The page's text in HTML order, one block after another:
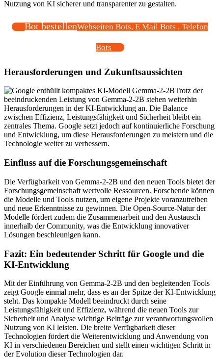
Nutzung von KI sicherer und transparenter zu gestalten.
Bot bestellenWebseiten Bots, E Mail Bots , Telefon
Bots
Herausforderungen und Zukunftsaussichten
Trotz der
beeindruckenden Leistung von Gemma-2-2B stehen weiterhin
Herausforderungen in der KI-Entwicklung an. Die Balance
zwischen Effizienz, Leistungsfähigkeit und Sicherheit bleibt ein
zentrales Thema. Google setzt jedoch auf kontinuierliche Forschung
und Entwicklung, um diese Herausforderungen zu meistern und die
Technologie weiter zu verbessern.
Einfluss auf die Forschungsgemeinschaft
Die Verfügbarkeit von Gemma-2-2B und den neuen Tools bietet der
Forschungsgemeinschaft wertvolle Ressourcen. Forschende können
die Modelle und Tools nutzen, um eigene Projekte voranzutreiben
und neue Erkenntnisse zu gewinnen. Die Open-Source-Natur der
Modelle fördert zudem die Zusammenarbeit und den Austausch
innerhalb der Community, was die Entwicklung innovativer
Lösungen beschleunigen kann.
Fazit: Ein bedeutender Schritt für Google und die
KI-Entwicklung
Mit der Einführung von Gemma-2-2B und den begleitenden Tools
zeigt Google einmal mehr, dass es an der Spitze der KI-Entwicklung
steht. Das kompakte Modell beeindruckt durch seine
Leistungsfähigkeit und Effizienz, während die neuen Tools zur
Sicherheit und Analyse wichtige Beiträge zur verantwortungsvollen
Nutzung von KI leisten. Die breite Verfügbarkeit dieser
Technologien fördert die Weiterentwicklung und Anwendung von
KI in verschiedenen Bereichen und stellt einen wichtigen Schritt in
der Evolution dieser Technologien dar.